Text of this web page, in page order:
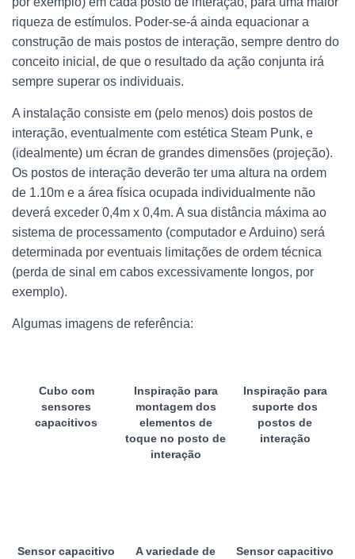
riqueza de estímulos. Poder-se-á ainda equacionar a
construção de mais postos de interação, sempre dentro do
conceito inicial, de que o resultado da ação conjunta irá
sempre superar os individuais.
A instalação consiste em (pelo menos) dois postos de
interação, eventualmente com estética Steam Punk, e
(idealmente) um écran de grandes dimensões (projeção).
Os postos de interação deverão ter uma altura na ordem
de 1.10m e a área física ocupada individualmente não
deverá exceder 0,4m x 0,4m. A sua distância máxima ao
sistema de processamento (computador e Arduino) será
determinada por eventuais limitações de ordem técnica
(perda de sinal em cabos excessivamente longos, por
exemplo).
Algumas imagens de referência:
Cubo com
sensores
capacitivos
Inspiração para
montagem dos
elementos de
toque no posto de
interação
Inspiração para
suporte dos
postos de
interação
Sensor capacitivo
A variedade de
Sensor capacitivo